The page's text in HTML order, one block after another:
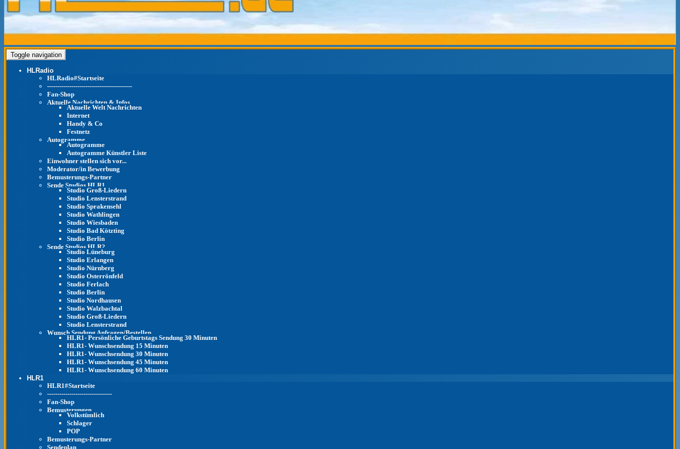
Toggle navigation
HLRadio
HLRadio#Startseite
------------------------------------------
Fan-Shop
Aktuelle Nachrichten & Infos
Aktuelle Welt Nachrichten
Internet
Handy & Co
Festnetz
Autogramme
Autogramme
Autogramme Künstler Liste
Einwohner stellen sich vor...
Moderator/in Bewerbung
Bemusterungs-Partner
Sende Studios HLR1
Studio Groß-Liedern
Studio Lensterstrand
Studio Sprakensehl
Studio Wathlingen
Studio Wiesbaden
Studio Bad Kötzting
Studio Berlin
Sende Studios HLR2
Studio Lüneburg
Studio Erlangen
Studio Nürnberg
Studio Osterrönfeld
Studio Ferlach
Studio Berlin
Studio Nordhausen
Studio Walzbachtal
Studio Groß-Liedern
Studio Lensterstrand
Wunsch Sendung Anfragen/Bestellen
HLR1- Persönliche Geburtstags Sendung 30 Minuten
HLR1- Wunschsendung 15 Minuten
HLR1- Wunschsendung 30 Minuten
HLR1- Wunschsendung 45 Minuten
HLR1- Wunschsendung 60 Minuten
HLR1
HLR1#Startseite
--------------------------------
Fan-Shop
Bemusterungen
Volkstümlich
Schlager
POP
Bemusterungs-Partner
Sendeplan